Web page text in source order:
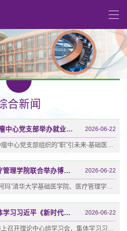
合新闻
“职”引未来-基础医学院肿瘤中心党支部举办就业经验交流会 2026-06-22
清华大学基础医学院、医疗管理学院联合举办博士生论坛暨京津冀医学前沿技术交流会 2026-06-22
2026年5月30日至31日，“澳柯玛”清华大学基础医学院、医疗管理学院博士生论坛暨京津冀医学前沿技术交流会在北京市海淀区温泉镇举行。本次论坛以“基础临床双向奔赴：清华医学‘梦’开始的地方”为主题，由清华大学基础医学院、医疗管理学院联合主办，温泉镇人民政府、北京老年医院、河北清华发展研究院协办，青岛澳柯玛生物医疗有限公司友情赞助。近200名师生、临床专家及企业代表参会，围绕医学前沿交叉与人才培养展开深入交...
基础医学院理论中心组集体学习习近平《新时代治国理政纪实》（第一卷） 2026-06-22